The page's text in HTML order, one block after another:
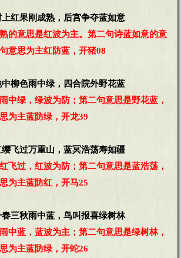
红果刚成熟，后宫争夺蓝如意
的意思是红波为主。第二句诗蓝如意的意
意思为主红防蓝，开猪08
柳色雨中绿，四合院外野花蓝
中绿，绿波为防；第二句意思是野花蓝，
为主蓝防绿，开龙39
飞过万重山，蓝冥浩荡寿如疆
飞过，红波为防；第二句意思是蓝浩荡，
为主蓝防红，开马25
三秋雨中蓝，鸟叫报喜绿树林
中蓝，蓝波为主；第二句意思是绿树林，
为主蓝防绿，开蛇26